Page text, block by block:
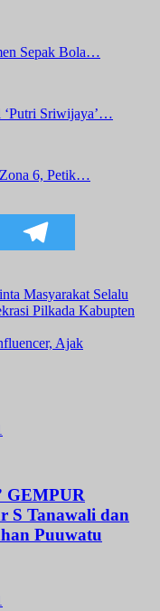
Sepak Bola…
‘Putri Sriwijaya’…
6, Petik…
Masyarakat Selalu
Pilkada Kabupten
Ajak
GEMPUR
S Tanawali dan
Puuwatu